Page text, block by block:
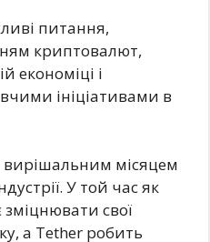
питання,
криптовалют,
економіці і
ініціативами в
вирішальним місяцем
У той час як
свої
а Tether робить